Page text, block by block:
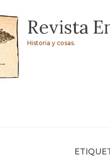
Revista
Historia y cosas.